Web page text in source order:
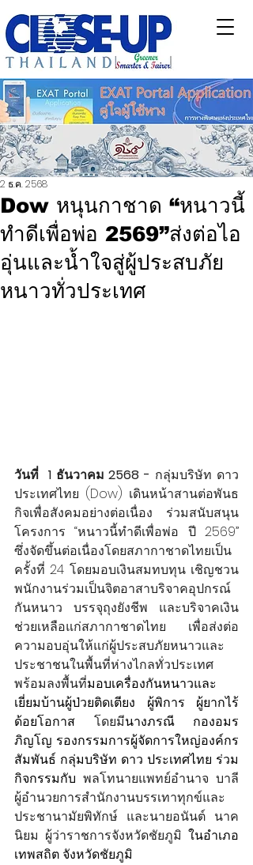
Dow หนุนกาชาด “หนาวนี้
ทำดีเพื่อพ่อ 2569”ส่งต่อไอ
อุ่นและน้ำใจสู่ผู้ประสบภัย
หนาวทั่วประเทศ
2 ธ.ค. 2568
วันที่  1 ธันวาคม 2568 - กลุ่มบริษัท ดาว
ประเทศไทย (Dow) เดินหน้าสานต่อพันธ
กิจเพื่อสังคมอย่างต่อเนื่อง ร่วมสนับสนุน
โครงการ “หนาวนี้ทำดีเพื่อพ่อ ปี 2569”
ซึ่งจัดขึ้นต่อเนื่องโดยสภากาชาดไทยเป็น
ครั้งที่ 24 โดยมอบเงินสมทบทุน เชิญชวน
พนักงานร่วมเป็นจิตอาสาบริจาคอุปกรณ์
กันหนาว บรรจุถุงยังชีพ และบริจาคเงิน
ช่วยเหลือแก่สภากาชาดไทย เพื่อส่งต่อ
ความอบอุ่นให้แก่ผู้ประสบภัยหนาวและ
ประชาชนในพื้นที่ห่างไกลทั่วประเทศ
พร้อมลงพื้นที่มอบเครื่องกันหนาวและ
เยี่ยมบ้านผู้ป่วยติดเตียง ผู้พิการ ผู้ยากไร้
ด้อยโอกาส โดยมีนางภรณี กองอมร
ภิญโญ รองกรรมการผู้จัดการใหญ่องค์กร
สัมพันธ์ กลุ่มบริษัท ดาว ประเทศไทย ร่วม
กิจกรรมกับ พลโทนายแพทย์อำนาจ บาลี
ผู้อำนวยการสำนักงานบรรเทาทุกข์และ
ประชานามัยพิทักษ์ และนายอนันต์ นาค
นิยม ผู้ว่าราชการจังหวัดชัยภูมิ ในอำเภอ
เทพสถิต จังหวัดชัยภูมิ